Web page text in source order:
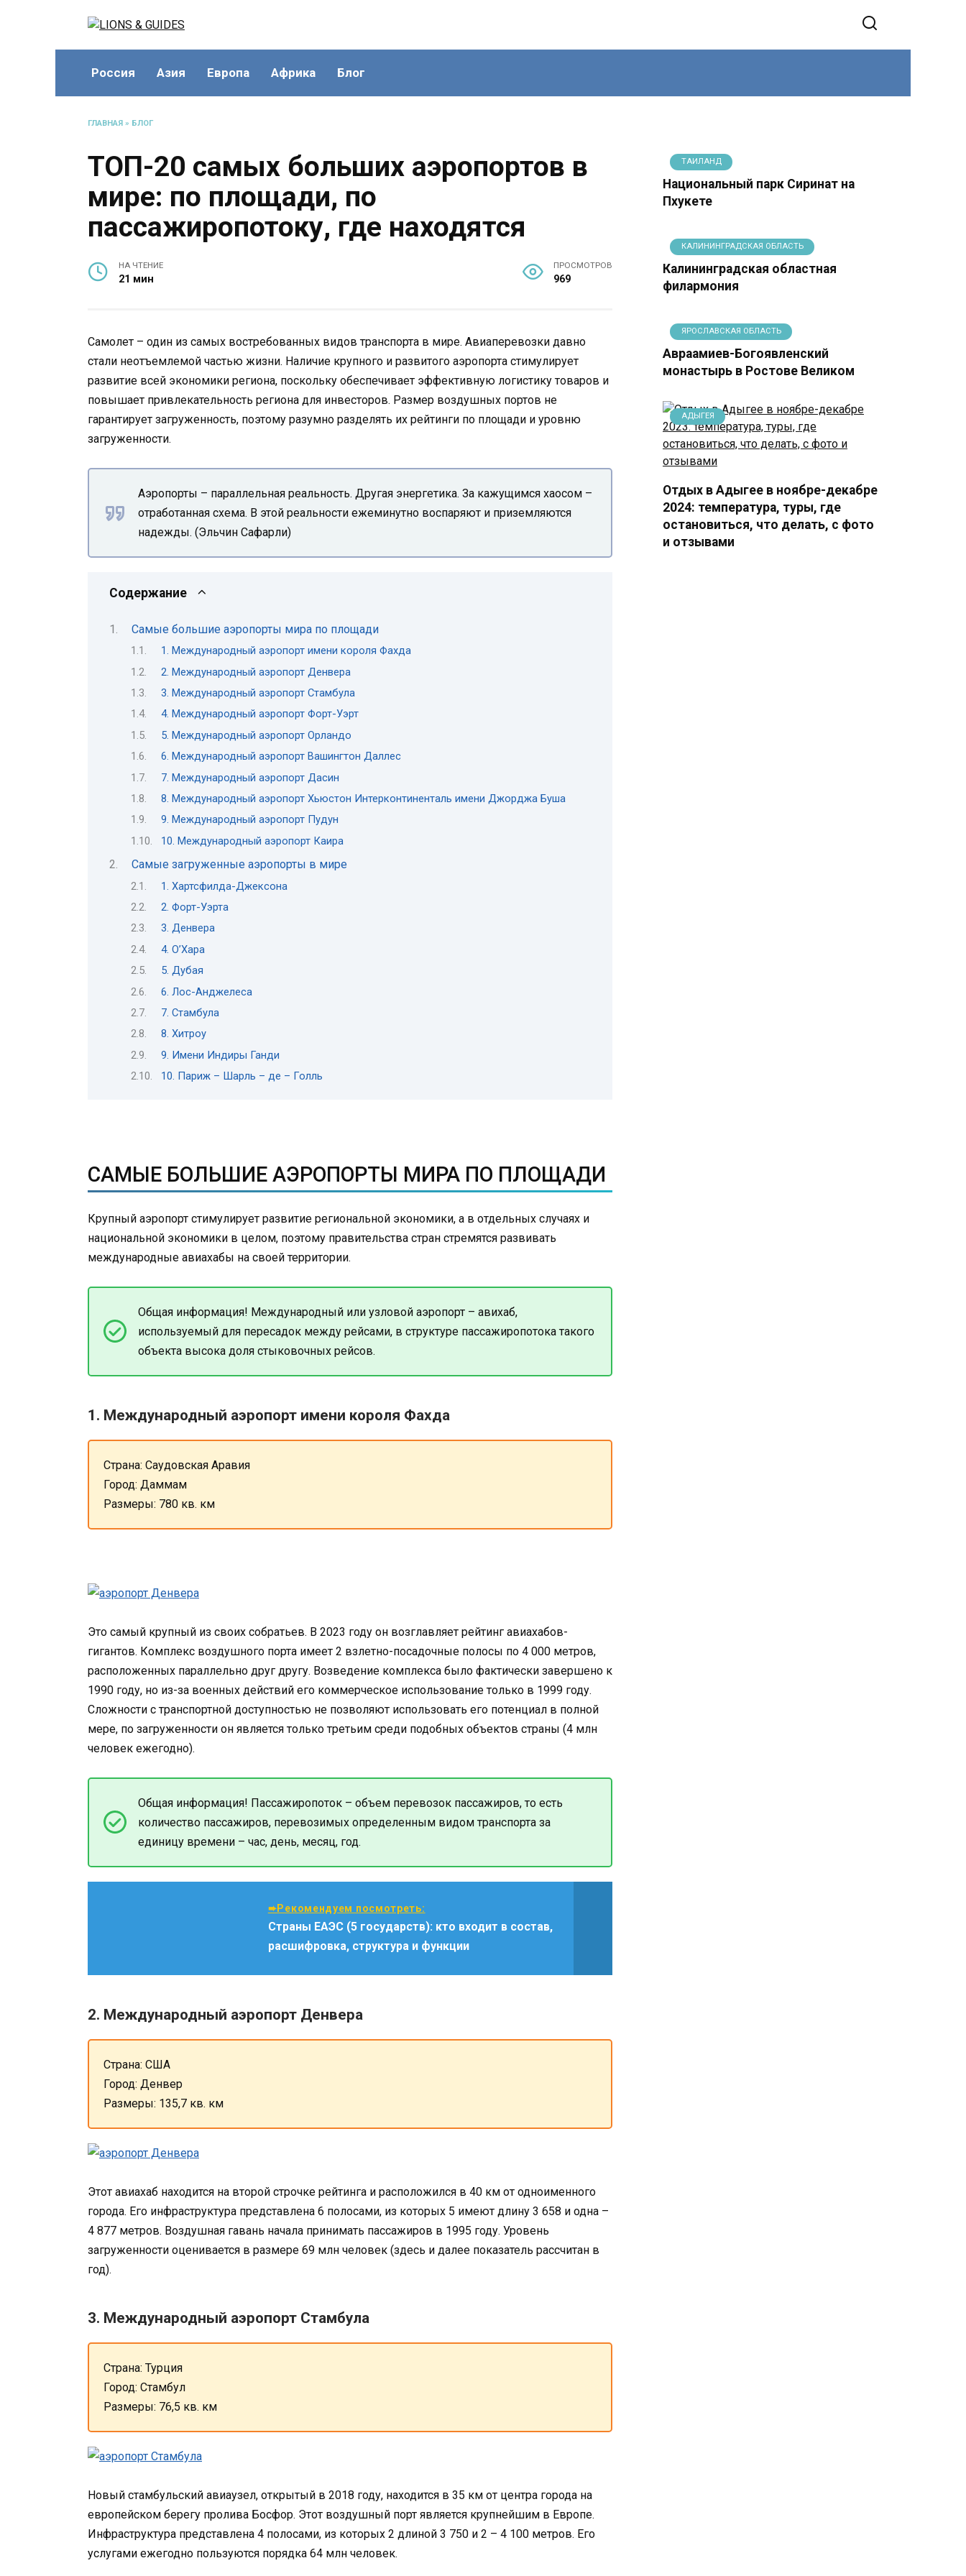
Россия Азия Европа Африка Блог
ГЛАВНАЯ » БЛОГ
ТОП-20 самых больших аэропортов в
мире: по площади, по
пассажиропотоку, где находятся
НА ЧТЕНИЕ
21 мин
ПРОСМОТРОВ
969
Самолет – один из самых востребованных видов транспорта в мире. Авиаперевозки давно
стали неотъемлемой частью жизни. Наличие крупного и развитого аэропорта стимулирует
развитие всей экономики региона, поскольку обеспечивает эффективную логистику товаров и
повышает привлекательность региона для инвесторов. Размер воздушных портов не
гарантирует загруженность, поэтому разумно разделять их рейтинги по площади и уровню
загруженности.
Аэропорты – параллельная реальность. Другая энергетика. За кажущимся хаосом –
отработанная схема. В этой реальности ежеминутно воспаряют и приземляются
надежды. (Эльчин Сафарли)
Содержание
Самые большие аэропорты мира по площади
1. Международный аэропорт имени короля Фахда
2. Международный аэропорт Денвера
3. Международный аэропорт Стамбула
4. Международный аэропорт Форт-Уэрт
5. Международный аэропорт Орландо
6. Международный аэропорт Вашингтон Даллес
7. Международный аэропорт Дасин
8. Международный аэропорт Хьюстон Интерконтиненталь имени Джорджа Буша
9. Международный аэропорт Пудун
10. Международный аэропорт Каира
Самые загруженные аэропорты в мире
1. Хартсфилда-Джексона
2. Форт-Уэрта
3. Денвера
4. О’Хара
5. Дубая
6. Лос-Анджелеса
7. Стамбула
8. Хитроу
9. Имени Индиры Ганди
10. Париж – Шарль – де – Голль
САМЫЕ БОЛЬШИЕ АЭРОПОРТЫ МИРА ПО ПЛОЩАДИ
Крупный аэропорт стимулирует развитие региональной экономики, а в отдельных случаях и
национальной экономики в целом, поэтому правительства стран стремятся развивать
международные авиахабы на своей территории.
Общая информация! Международный или узловой аэропорт – авихаб,
используемый для пересадок между рейсами, в структуре пассажиропотока такого
объекта высока доля стыковочных рейсов.
1. Международный аэропорт имени короля Фахда
Страна: Саудовская Аравия
Город: Даммам
Размеры: 780 кв. км
Это самый крупный из своих собратьев. В 2023 году он возглавляет рейтинг авиахабов-
гигантов. Комплекс воздушного порта имеет 2 взлетно-посадочные полосы по 4 000 метров,
расположенных параллельно друг другу. Возведение комплекса было фактически завершено к
1990 году, но из-за военных действий его коммерческое использование только в 1999 году.
Сложности с транспортной доступностью не позволяют использовать его потенциал в полной
мере, по загруженности он является только третьим среди подобных объектов страны (4 млн
человек ежегодно).
Общая информация! Пассажиропоток – объем перевозок пассажиров, то есть
количество пассажиров, перевозимых определенным видом транспорта за
единицу времени – час, день, месяц, год.
➨Рекомендуем посмотреть:
Страны ЕАЭС (5 государств): кто входит в состав,
расшифровка, структура и функции
2. Международный аэропорт Денвера
Страна: США
Город: Денвер
Размеры: 135,7 кв. км
Этот авиахаб находится на второй строчке рейтинга и расположился в 40 км от одноименного
города. Его инфраструктура представлена 6 полосами, из которых 5 имеют длину 3 658 и одна –
4 877 метров. Воздушная гавань начала принимать пассажиров в 1995 году. Уровень
загруженности оценивается в размере 69 млн человек (здесь и далее показатель рассчитан в
год).
3. Международный аэропорт Стамбула
Страна: Турция
Город: Стамбул
Размеры: 76,5 кв. км
Новый стамбульский авиаузел, открытый в 2018 году, находится в 35 км от центра города на
европейском берегу пролива Босфор. Этот воздушный порт является крупнейшим в Европе.
Инфраструктура представлена 4 полосами, из которых 2 длиной 3 750 и 2 – 4 100 метров. Его
услугами ежегодно пользуются порядка 64 млн человек.
ТАИЛАНД
Национальный парк Сиринат на
Пхукете
КАЛИНИНГРАДСКАЯ ОБЛАСТЬ
Калининградская областная
филармония
ЯРОСЛАВСКАЯ ОБЛАСТЬ
Авраамиев-Богоявленский
монастырь в Ростове Великом
АДЫГЕЯ
Отдых в Адыгее в ноябре-декабре
2024: температура, туры, где
остановиться, что делать, с фото
и отзывами